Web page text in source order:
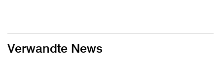
Verwandte News